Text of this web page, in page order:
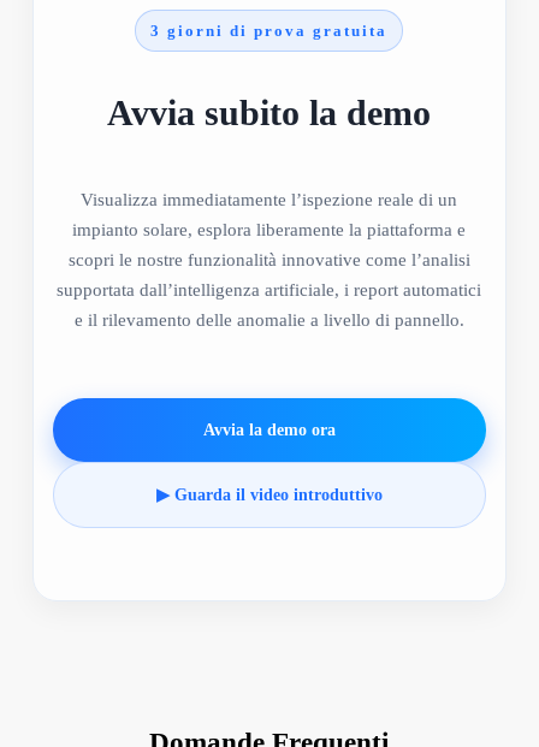
3 giorni di prova gratuita
Avvia subito la demo
Visualizza immediatamente l’ispezione reale di un
impianto solare, esplora liberamente la piattaforma e
scopri le nostre funzionalità innovative come l’analisi
supportata dall’intelligenza artificiale, i report automatici
e il rilevamento delle anomalie a livello di pannello.
Avvia la demo ora
▶ Guarda il video introduttivo